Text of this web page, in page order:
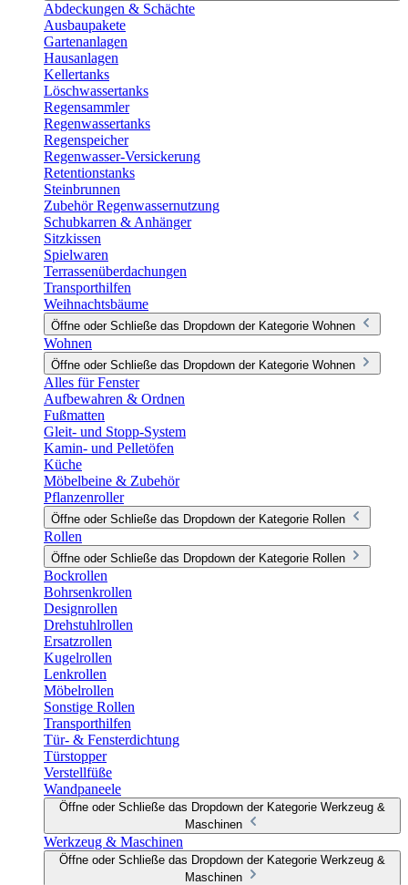
Abdeckungen & Schächte
Ausbaupakete
Gartenanlagen
Hausanlagen
Kellertanks
Löschwassertanks
Regensammler
Regenwassertanks
Regenspeicher
Regenwasser-Versickerung
Retentionstanks
Steinbrunnen
Zubehör Regenwassernutzung
Schubkarren & Anhänger
Sitzkissen
Spielwaren
Terrassenüberdachungen
Transporthilfen
Weihnachtsbäume
Öffne oder Schließe das Dropdown der Kategorie Wohnen
Wohnen
Öffne oder Schließe das Dropdown der Kategorie Wohnen
Alles für Fenster
Aufbewahren & Ordnen
Fußmatten
Gleit- und Stopp-System
Kamin- und Pelletöfen
Küche
Möbelbeine & Zubehör
Pflanzenroller
Öffne oder Schließe das Dropdown der Kategorie Rollen
Rollen
Öffne oder Schließe das Dropdown der Kategorie Rollen
Bockrollen
Bohrsenkrollen
Designrollen
Drehstuhlrollen
Ersatzrollen
Kugelrollen
Lenkrollen
Möbelrollen
Sonstige Rollen
Transporthilfen
Tür- & Fensterdichtung
Türstopper
Verstellfüße
Wandpaneele
Öffne oder Schließe das Dropdown der Kategorie Werkzeug &
Maschinen
Werkzeug & Maschinen
Öffne oder Schließe das Dropdown der Kategorie Werkzeug &
Maschinen